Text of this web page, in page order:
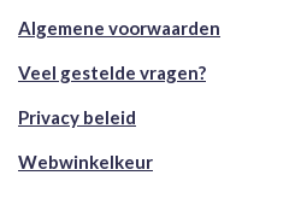
Algemene voorwaarden
Veel gestelde vragen?
Privacy beleid
Webwinkelkeur